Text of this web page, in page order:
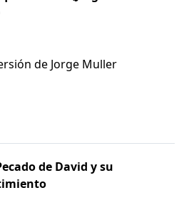
de Jorge Muller
de David y su